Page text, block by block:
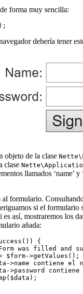
forma muy sencilla:
debería tener
objeto de la clase
clase
llamados ‘name’ y
al formulario.
si el formulario
así, mostraremos los
añada:
{